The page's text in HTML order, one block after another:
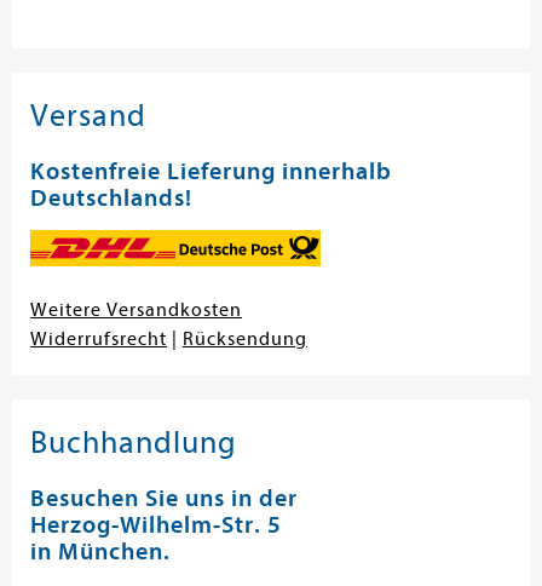
Versand
Kostenfreie Lieferung innerhalb
Deutschlands!
Weitere Versandkosten
Widerrufsrecht
Rücksendung
Buchhandlung
Besuchen Sie uns in der
Herzog-Wilhelm-Str. 5
in München.